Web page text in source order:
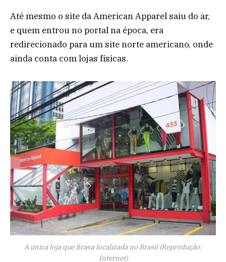
Até mesmo o site da American Apparel saiu do ar,
e quem entrou no portal na época, era
redirecionado para um site norte americano, onde
ainda conta com lojas físicas.
A única loja que ficava localizada no Brasil (Reprodução:
Internet)